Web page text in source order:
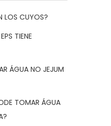
LOS CUYOS?
TIENE
ÁGUA NO JEJUM
TOMAR ÁGUA